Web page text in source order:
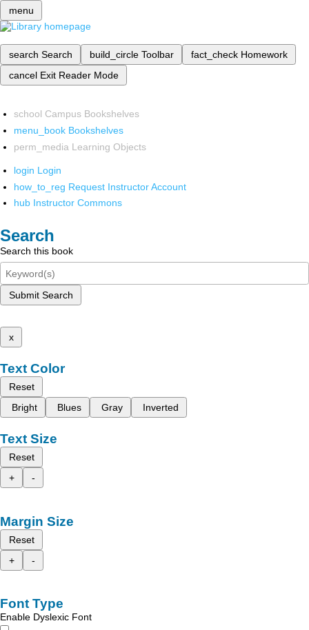
menu
search Search build_circle Toolbar fact_check Homework
cancel Exit Reader Mode
school Campus Bookshelves
menu_book Bookshelves
perm_media Learning Objects
login Login
how_to_reg Request Instructor Account
hub Instructor Commons
Search
Search this book
Submit Search
x
Text Color
Reset
Bright
Blues Gray Inverted
Text Size
Reset
+
-
Margin Size
Reset
+
-
Font Type
Enable Dyslexic Font